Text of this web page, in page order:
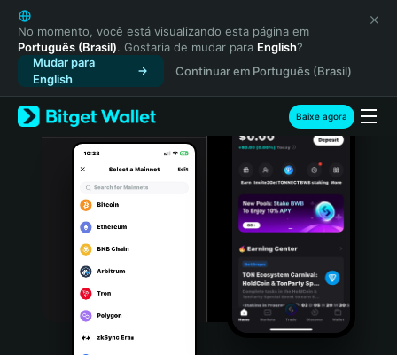
English
日本語
Tiếng Việt
Русский
Español (Latinoamérica)
Türkçe
Italiano
Português (Portugal)
Bahasa Indonesia
No momento, você está visualizando esta página em
Português (Brasil). Gostaria de mudar para English?
Mudar para
English
Continuar em Português (Brasil)
Baixe agora